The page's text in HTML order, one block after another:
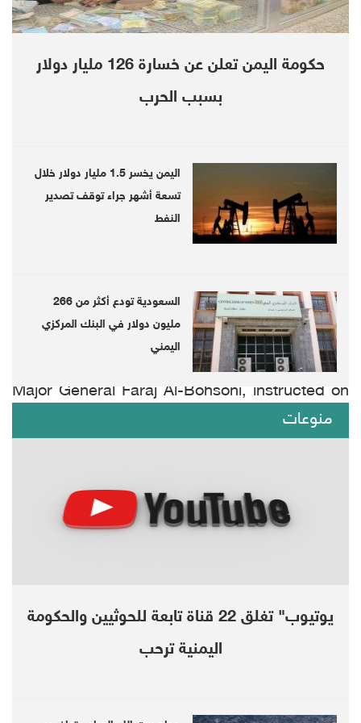
Hadhramaut (Debriefer)
2020-04-13 | Since 1 Week
Governor of Hadhramout Governorate, Major General Faraj
Al-Bohsoni
The Governor of Hadhramaut Governorate,
Major General Faraj Al-Bohsoni, instructed on
Sunday evening to restore life to normal in the
after the imposition of the curfew.
morning, according to the Joint Operations
Center in Hadhramout, eastern Yemen.
حكومة اليمن تعلن عن خسارة 126 مليار دولار
بسبب الحرب
اليمن يخسر 1.5 مليار دولار خلال
تسعة أشهر جراء توقف تصدير
النفط
السعودية تودع أكثر من 266
مليون دولار في البنك المركزي
اليمني
منوعات
يوتيوب" تغلق 22 قناة تابعة للحوثيين والحكومة
اليمنية ترحب